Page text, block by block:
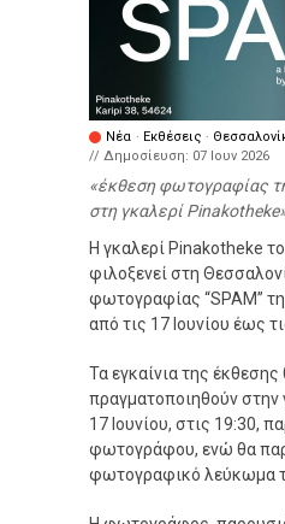
Νέα · Εκθέσεις ·
// Δημοσίευση: 07 Ιουν 2026
έκθεση φωτογραφίας
στη γκαλερί Pinakotheke
Η γκαλερί Pinakotheke
φιλοξενεί στη
φωτογραφίας “SPAM”
από τις 17 Ιουνίου έως
Τα εγκαίνια της έκθεσης
πραγματοποιηθούν στην
17 Ιουνίου, στις 19:30,
φωτογράφου, ενώ θα
φωτογραφικό λεύκωμα